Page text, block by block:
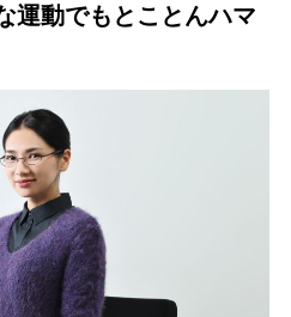
運動でもとことんハマ